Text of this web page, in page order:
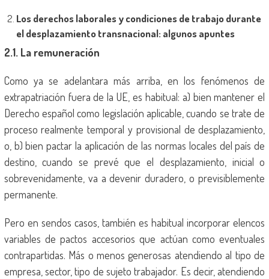
Los derechos laborales y condiciones de trabajo durante
el desplazamiento transnacional: algunos apuntes
2.1. La remuneración
Como ya se adelantara más arriba, en los fenómenos de
extrapatriación fuera de la UE, es habitual: a) bien mantener el
Derecho español como legislación aplicable, cuando se trate de
proceso realmente temporal y provisional de desplazamiento,
o, b) bien pactar la aplicación de las normas locales del país de
destino, cuando se prevé que el desplazamiento, inicial o
sobrevenidamente, va a devenir duradero, o previsiblemente
permanente.
Pero en sendos casos, también es habitual incorporar elencos
variables de pactos accesorios que actúan como eventuales
contrapartidas. Más o menos generosas atendiendo al tipo de
empresa, sector, tipo de sujeto trabajador. Es decir, atendiendo